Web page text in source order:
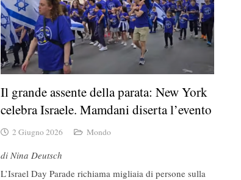
Il grande assente della parata: New York
celebra Israele. Mamdani diserta l’evento
2 Giugno 2026 Mondo
di Nina Deutsch
L’Israel Day Parade richiama migliaia di persone sulla